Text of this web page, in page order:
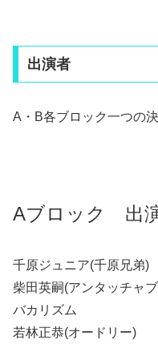
出演者
A・B各ブロック一つの
Aブロック 出
千原ジュニア(千原兄弟)
柴田英嗣(アンタッチャ
バカリズム
若林正恭(オードリー)